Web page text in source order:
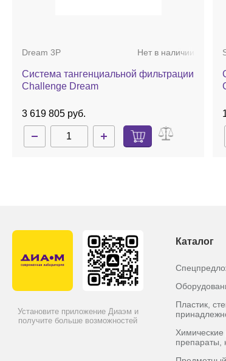
Dream 3P Нет в наличии
Система тангенциальной фильтрации
Challenge Dream
3 619 805 руб.
Установите приложение Диаэм и
получите больше возможностей
Каталог
Пластик,
Химические
препараты,